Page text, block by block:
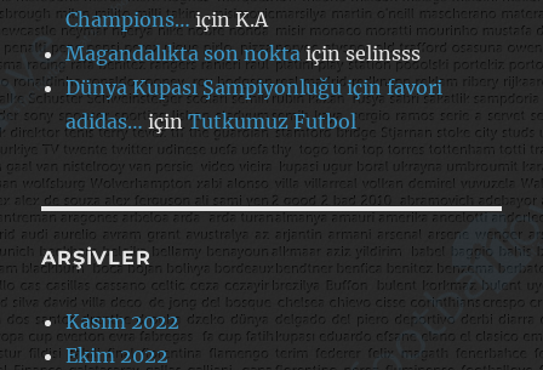
Champions…içinK.A
Magandalıkta son noktaiçinselinsss
Dünya Kupası Şampiyonluğu için favori
adidas…içinTutkumuz Futbol
ARŞIVLER
Kasım 2022
Ekim 2022